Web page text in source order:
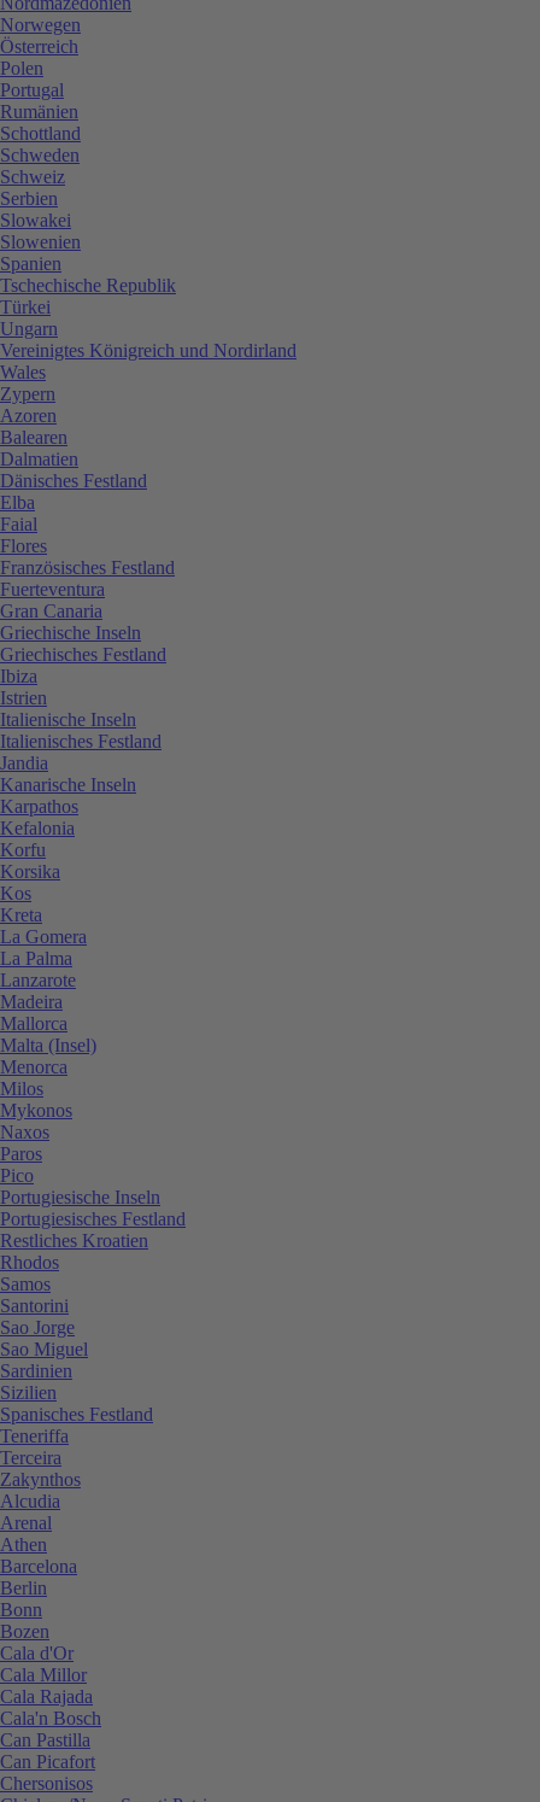
Norwegen
Österreich
Polen
Portugal
Rumänien
Schottland
Schweden
Schweiz
Serbien
Slowakei
Slowenien
Spanien
Tschechische Republik
Türkei
Ungarn
Vereinigtes Königreich und Nordirland
Wales
Zypern
Azoren
Balearen
Dalmatien
Dänisches Festland
Elba
Faial
Flores
Französisches Festland
Fuerteventura
Gran Canaria
Griechische Inseln
Griechisches Festland
Ibiza
Istrien
Italienische Inseln
Italienisches Festland
Jandia
Kanarische Inseln
Karpathos
Kefalonia
Korfu
Korsika
Kos
Kreta
La Gomera
La Palma
Lanzarote
Madeira
Mallorca
Malta (Insel)
Menorca
Milos
Mykonos
Naxos
Paros
Pico
Portugiesische Inseln
Portugiesisches Festland
Restliches Kroatien
Rhodos
Samos
Santorini
Sao Jorge
Sao Miguel
Sardinien
Sizilien
Spanisches Festland
Teneriffa
Terceira
Zakynthos
Alcudia
Arenal
Athen
Barcelona
Berlin
Bonn
Bozen
Cala d'Or
Cala Millor
Cala Rajada
Cala'n Bosch
Can Pastilla
Can Picafort
Chersonisos